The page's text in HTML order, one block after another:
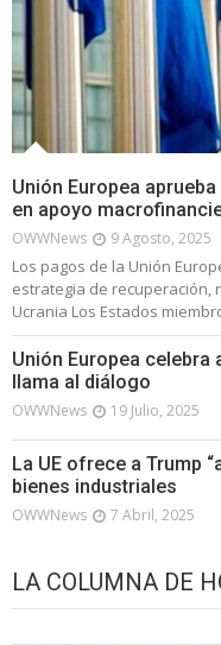
Unión Europea
en apoyo
OWWNews 9 Agosto, 2025
Los pagos de la Unión
estrategia de recuperación,
Ucrania Los Estados
Unión Europea
llama al diálogo
OWWNews 19 Julio, 2025
La UE ofrece a Trump
bienes industriales
OWWNews 7 Abril, 2025
LA COLUMNA DE